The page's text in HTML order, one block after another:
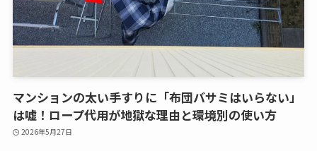
マンションの太い手すりに「布団バサミはいらない」
は嘘！ロープ代用が地獄な理由と環境別の使い方
2026年5月27日